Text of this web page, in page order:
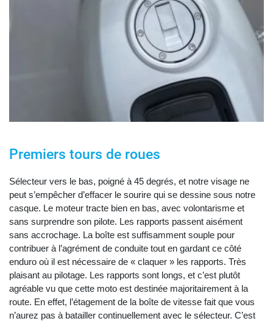
Premiers tours de roues
Sélecteur vers le bas, poigné à 45 degrés, et notre visage ne
peut s’empêcher d’effacer le sourire qui se dessine sous notre
casque. Le moteur tracte bien en bas, avec volontarisme et
sans surprendre son pilote. Les rapports passent aisément
sans accrochage. La boîte est suffisamment souple pour
contribuer à l’agrément de conduite tout en gardant ce côté
enduro où il est nécessaire de « claquer » les rapports. Très
plaisant au pilotage. Les rapports sont longs, et c’est plutôt
agréable vu que cette moto est destinée majoritairement à la
route. En effet, l’étagement de la boîte de vitesse fait que vous
n’aurez pas à batailler continuellement avec le sélecteur. C’est